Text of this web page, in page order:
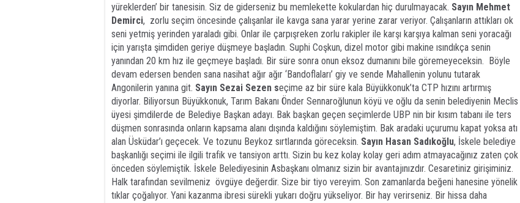
yüreklerden’ bir tanesisin. Siz de giderseniz bu memlekette kokulardan hiç durulmayacak. Sayın Mehmet
Demirci, zorlu seçim öncesinde çalışanlar ile kavga sana yarar yerine zarar veriyor. Çalışanların attıkları ok
seni yetmiş yerinden yaraladı gibi. Onlar ile çarpışreken zorlu rakipler ile karşı karşıya kalman seni yoracağı
için yarışta şimdiden geriye düşmeye başladın. Suphi Coşkun, dizel motor gibi makine ısındıkça senin
yanından 20 km hız ile geçmeye başladı. Bir süre sonra onun eksoz dumanını bile göremeyeceksin. Böyle
devam edersen benden sana nasihat ağır ağır ‘Bandoflaları’ giy ve sende Mahallenin yolunu tutarak
Angonilerin yanına git. Sayın Sezai Sezen seçime az bir süre kala Büyükkonuk’ta CTP hızını artırmış
diyorlar. Biliyorsun Büyükkonuk, Tarım Bakanı Önder Sennaroğlunun köyü ve oğlu da senin belediyenin Meclis
üyesi şimdilerde de Belediye Başkan adayı. Bak başkan geçen seçimlerde UBP nin bir kısım tabanı ile ters
düşmen sonrasında onların kapsama alanı dışında kaldığını söylemiştim. Bak aradaki uçurumu kapat yoksa atı
alan Üsküdar’ı geçecek. Ve tozunu Beykoz sırtlarında göreceksin. Sayın Hasan Sadıkoğlu, İskele belediye
başkanlığı seçimi ile ilgili trafik ve tansiyon arttı. Sizin bu kez kolay kolay geri adım atmayacağınız zaten çok
önceden söylemiştik. İskele Belediyesinin Asbaşkanı olmanız sizin bir avantajınızdır. Cesaretiniz girişiminiz.
Halk tarafından sevilmeniz övgüye değerdir. Size bir tiyo vereyim. Son zamanlarda beğeni hanesine yönelik
tıklar çoğalıyor. Yani kazanma ibresi sürekli yukarı doğru yükseliyor. Bir hay verirseniz. Bir hissa daha